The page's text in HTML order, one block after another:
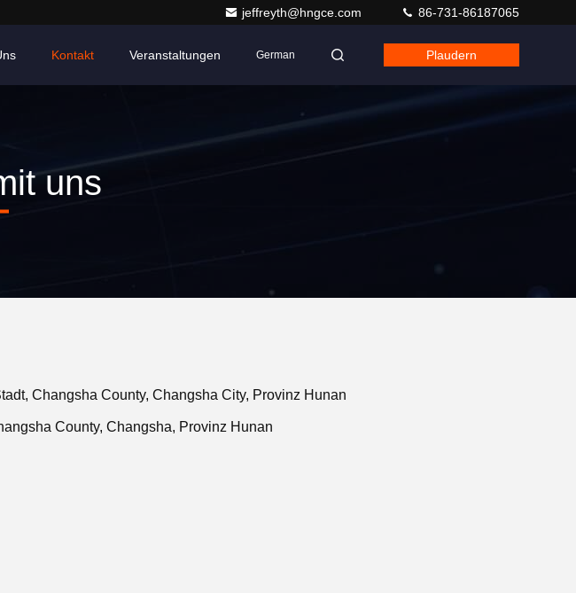
jeffreyth@hngce.com 86-731-86187065
Kontakt Veranstaltungen German Plaudern
uns
Changsha County, Changsha City, Provinz Hunan
County, Changsha, Provinz Hunan